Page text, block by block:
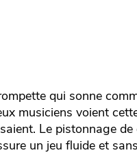
qui sonne
musiciens voient
Le pistonnage
un jeu fluide et